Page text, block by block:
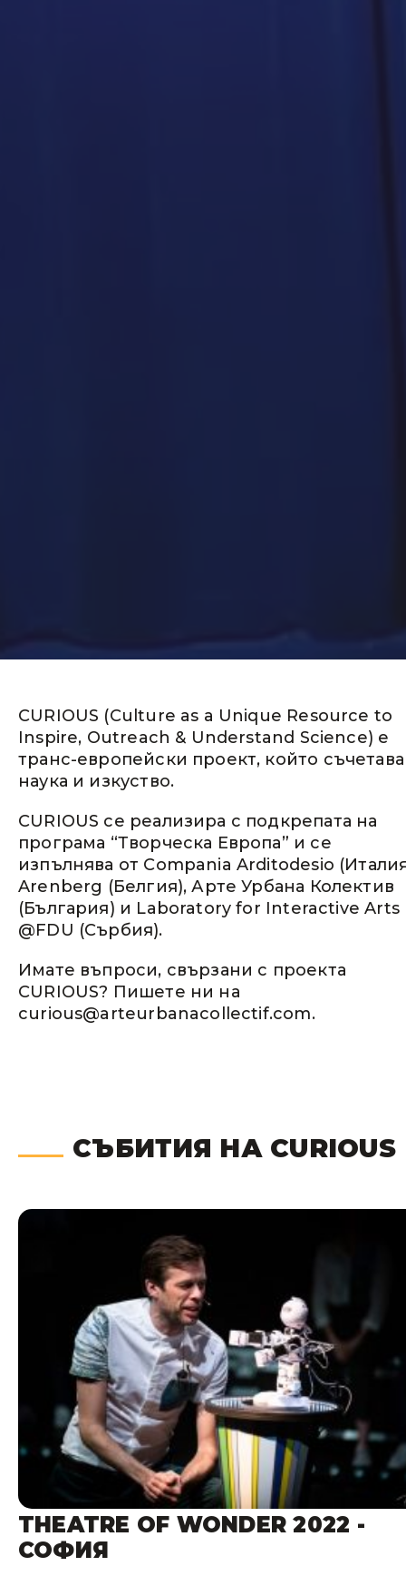
CURIOUS (Culture as a Unique Resource to
Inspire, Outreach & Understand Science) е
транс-европейски проект, който съчетава
наука и изкуство.
CURIOUS се реализира с подкрепата на
програма “Творческа Европа” и се
изпълнява от Compania Arditodesio
Arenberg (Белгия), Арте Урбана Колектив
(България) и Laboratory for Interactive Arts
@FDU (Сърбия).
Имате въпроси, свързани с проекта
CURIOUS? Пишете ни на
curious@arteurbanacollectif.com.
СЪБИТИЯ НА CURIOUS
THEATRE OF WONDER 2022 -
СОФИЯ